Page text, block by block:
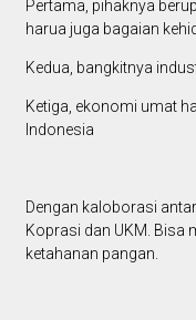
Pertama, pihaknya
harua juga bagaian
Kedua, bangkitnya
Ketiga, ekonomi umat
Indonesia
Dengan kaloborasi
Koprasi dan UKM. Bisa
ketahanan pangan.